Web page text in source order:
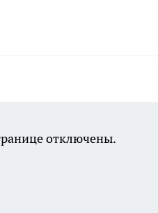
отключены.